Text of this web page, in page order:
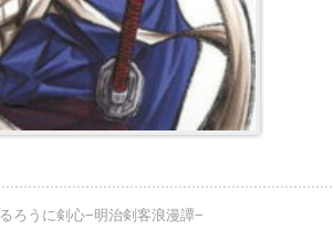
るろうに剣心−明治剣客浪漫譚−